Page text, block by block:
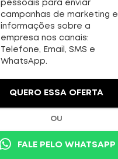
pessoais para enviar
campanhas de marketing e
informações sobre a
empresa nos canais:
Telefone, Email, SMS e
WhatsApp.
QUERO ESSA OFERTA
OU
FALE PELO WHATSAPP